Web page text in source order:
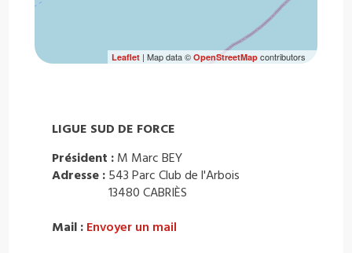
Leaflet| Map data © OpenStreetMapcontributors
LIGUE SUD DE FORCE
Président : M Marc BEY
Adresse : 543 Parc Club de l'Arbois
13480 CABRIÈS
Mail : Envoyer un mail